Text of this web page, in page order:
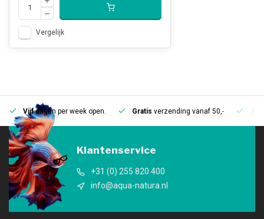
Vergelijk
Vijfdagen per week open. Gratis verzending vanaf 50,-
Klantenservice
+31 (0) 255 820 400
info@aqua-natura.nl